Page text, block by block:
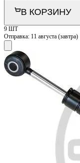
В КОРЗИНУ
9 ШТ
Отправка: 11 августа (завтра)